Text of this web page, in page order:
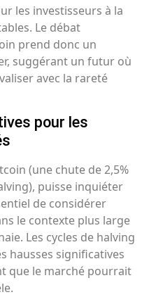
les investisseurs à la
Le débat
prend donc un
suggérant un futur où
avec la rareté
pour les
(une chute de 2,5%
puisse inquiéter
de considérer
le contexte plus large
Les cycles de halving
hausses significatives
que le marché pourrait